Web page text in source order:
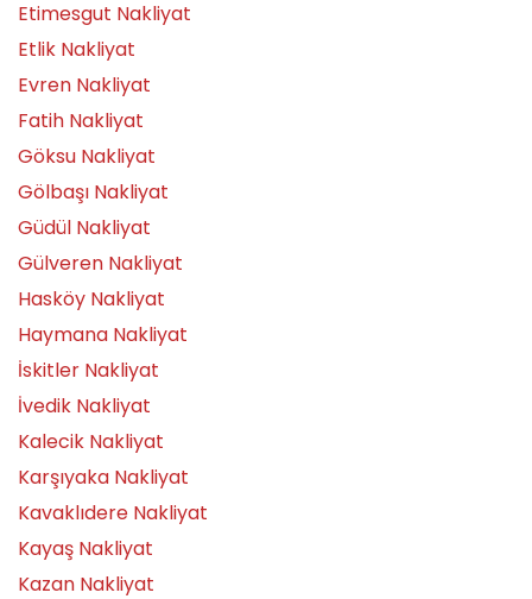
Etimesgut Nakliyat
Etlik Nakliyat
Evren Nakliyat
Fatih Nakliyat
Göksu Nakliyat
Gölbaşı Nakliyat
Güdül Nakliyat
Gülveren Nakliyat
Hasköy Nakliyat
Haymana Nakliyat
İskitler Nakliyat
İvedik Nakliyat
Kalecik Nakliyat
Karşıyaka Nakliyat
Kavaklıdere Nakliyat
Kayaş Nakliyat
Kazan Nakliyat